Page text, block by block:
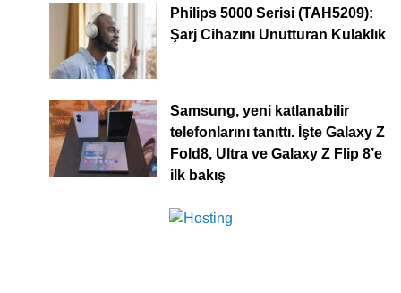
Philips 5000 Serisi (TAH5209):
Şarj Cihazını Unutturan Kulaklık
Samsung, yeni katlanabilir
telefonlarını tanıttı. İşte Galaxy Z
Fold8, Ultra ve Galaxy Z Flip 8’e
ilk bakış